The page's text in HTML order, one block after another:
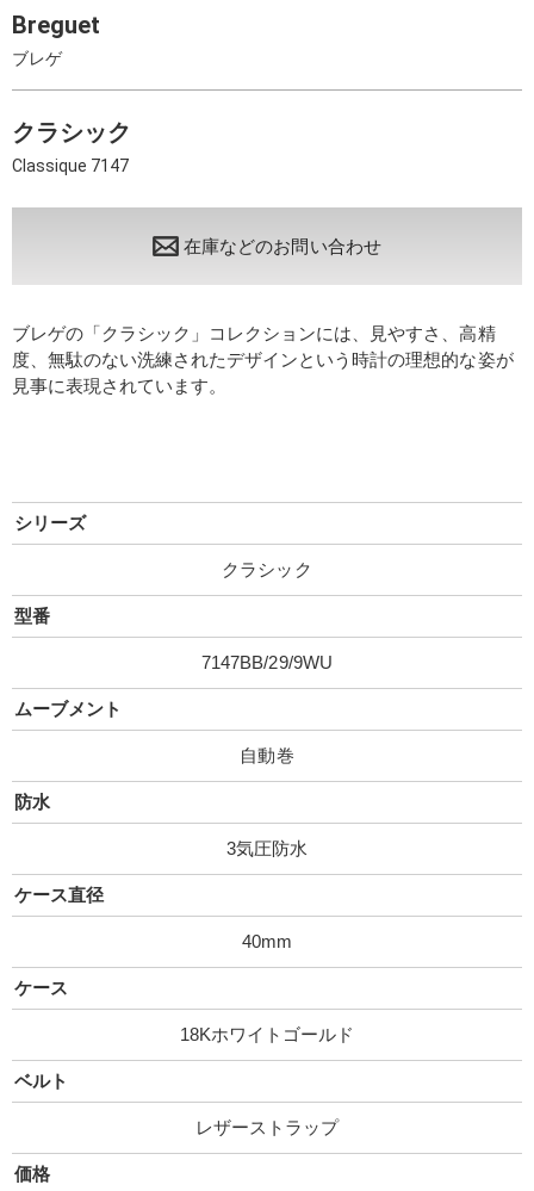
Breguet
ブレゲ
クラシック
Classique 7147
在庫などのお問い合わせ
ブレゲの「クラシック」コレクションには、見やすさ、高精
度、無駄のない洗練されたデザインという時計の理想的な姿が
見事に表現されています。
シリーズ
クラシック
型番
7147BB/29/9WU
ムーブメント
自動巻
防水
3気圧防水
ケース直径
40mm
ケース
18Kホワイトゴールド
ベルト
レザーストラップ
価格